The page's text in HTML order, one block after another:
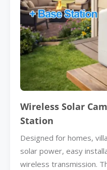
Wireless Solar
Station
Designed for homes,
solar power, easy
wireless transmission.